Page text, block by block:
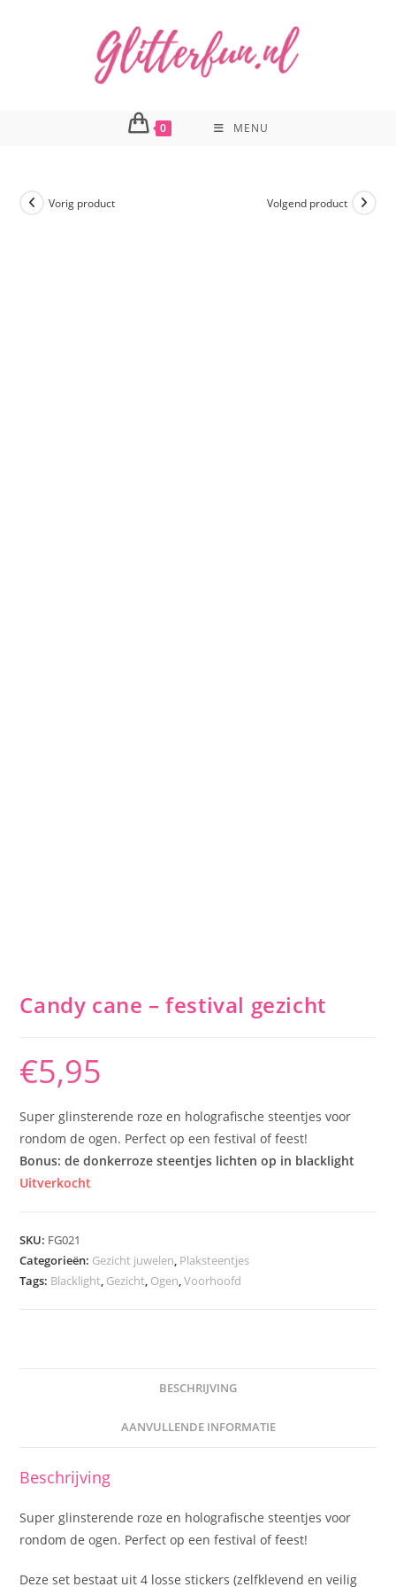
0 MENU
Vorig product Volgend product
Candy cane – festival gezicht
€5,95
Super glinsterende roze en holografische steentjes voor
rondom de ogen. Perfect op een festival of feest!
Bonus: de donkerroze steentjes lichten op in blacklight
Uitverkocht
SKU: FG021
Categorieën: Gezicht juwelen, Plaksteentjes
Tags: Blacklight, Gezicht, Ogen,Voorhoofd
BESCHRIJVING
AANVULLENDE INFORMATIE
Beschrijving
Super glinsterende roze en holografische steentjes voor
rondom de ogen. Perfect op een festival of feest!
Deze set bestaat uit 4 losse stickers (zelfklevend en veilig